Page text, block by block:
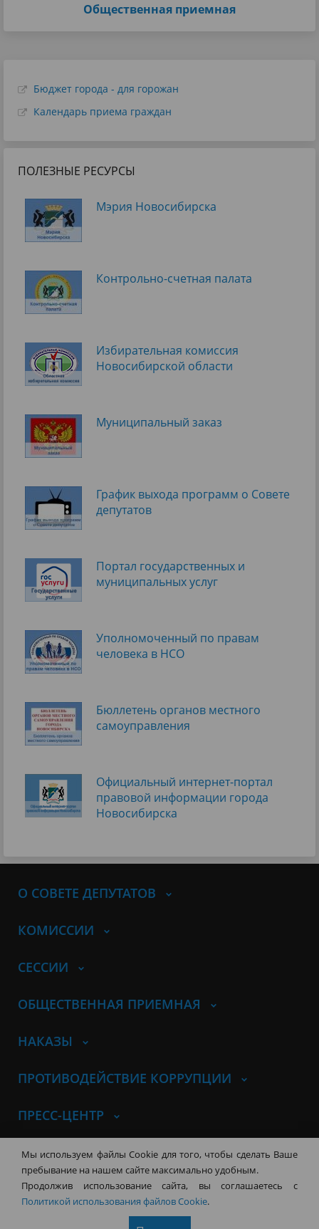
Общественная приемная
Бюджет города - для горожан
Календарь приема граждан
ПОЛЕЗНЫЕ РЕСУРСЫ
Мэрия Новосибирска
Контрольно-счетная палата
Избирательная комиссия
Новосибирской области
Муниципальный заказ
График выхода программ о Cовете
депутатов
Портал государственных и
муниципальных услуг
Уполномоченный по правам
человека в НСО
Бюллетень органов местного
самоуправления
Официальный интернет-портал
правовой информации города
Новосибирска
О СОВЕТЕ ДЕПУТАТОВ
КОМИССИИ
СЕССИИ
ОБЩЕСТВЕННАЯ ПРИЕМНАЯ
НАКАЗЫ
ПРОТИВОДЕЙСТВИЕ КОРРУПЦИИ
ПРЕСС-ЦЕНТР
© Совет депутатов города
НовосибирскаКонтакты Карта сайта
630099, г. Новосибирск, Красный
проспект, 34
Мы используем файлы Cookie для того, чтобы сделать Ваше
пребывание на нашем сайте максимально удобным.
Продолжив использование сайта, вы соглашаетесь с
Политикой использования файлов Cookie.